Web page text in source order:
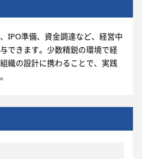
IPO準備、資金調達など、経営中
できます。少数精鋭の環境で経
織の設計に携わることで、実践